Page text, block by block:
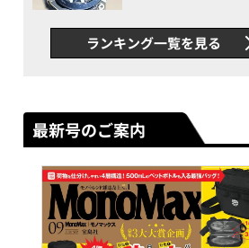
新ムーブメントの衝撃
ランキング一覧を見る
最新号のご案内